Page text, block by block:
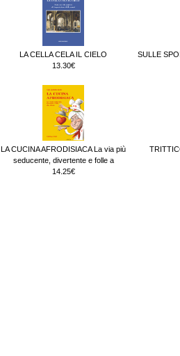
LA CELLA CELA IL CIELO
13.30€
SULLE
LA CUCINA AFRODISIACA La via più
seducente, divertente e folle a
14.25€